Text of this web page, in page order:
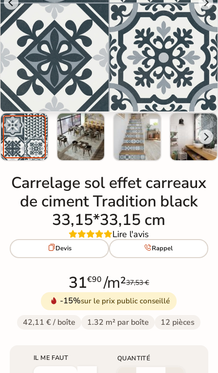
Carrelage sol effet carreaux
de ciment Tradition black
33,15*33,15 cm
Lire l'avis
Devis Rappel
31€90 /m²37,53 €
-15%sur le prix public conseillé
42,11 € / boîte 1.32 m² par boîte 12 pièces
IL ME FAUT QUANTITÉ